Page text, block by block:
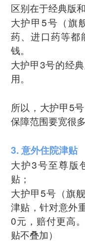
区别在于经典版
大护甲5号（旗
药、进口药等都
钱。
大护甲3号的经
用。
所以，大护甲5
保障范围要宽很多
3. 意外住院津贴
大护3号至尊版
贴；
大护甲5号（旗
津贴，针对意外
0元，赔付更高
贴不叠加）